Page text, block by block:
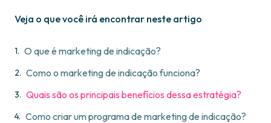
Veja o que você irá encontrar neste artigo
O que é marketing de indicação?
Como o marketing de indicação funciona?
Quais são os principais benefícios dessa estratégia?
Como criar um programa de marketing de indicação?